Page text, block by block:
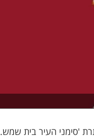
'סימני העיר בית שמש.